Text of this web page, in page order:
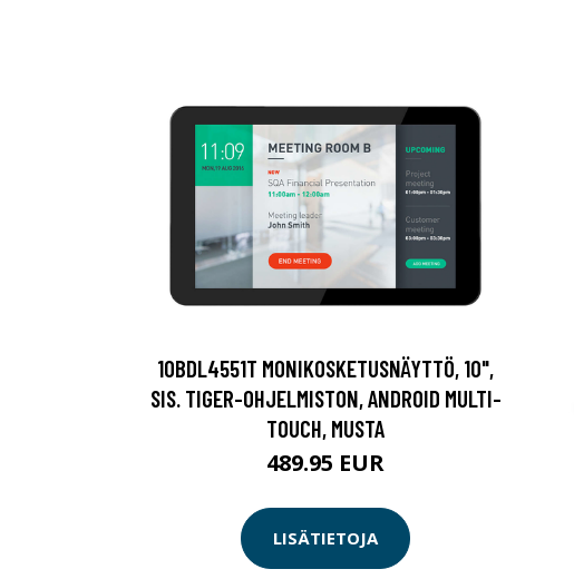
10BDL4551T MONIKOSKETUSNÄYTTÖ, 10",
SIS. TIGER-OHJELMISTON, ANDROID MULTI-
TOUCH, MUSTA
489.95 EUR
LISÄTIETOJA